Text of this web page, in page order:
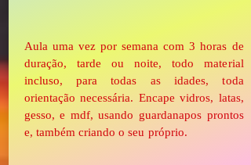
Aula uma vez por semana com 3 horas de
duração, tarde ou noite, todo material
incluso, para todas as idades, toda
orientação necessária. Encape vidros, latas,
gesso, e mdf, usando guardanapos prontos
e, também criando o seu próprio.